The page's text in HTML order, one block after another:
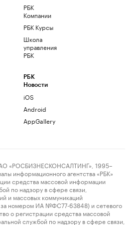
РБК
Компании
РБК Курсы
Школа
управления
РБК
РБК
Новости
iOS
Android
AppGallery
«РОСБИЗНЕСКОНСАЛТИНГ», 1995–
информационного агентства «РБК»
средства массовой информации
по надзору в сфере связи,
и массовых коммуникаций
за номером ИА №ФС77-63848) и сетевого
о регистрации средства массовой
службой по надзору в сфере связи,